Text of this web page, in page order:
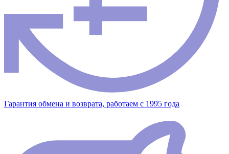
Гарантия обмена и возврата, работаем с 1995 года